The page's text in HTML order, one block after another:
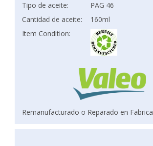
Tipo de aceite:
PAG 46
Cantidad de aceite:
160ml
Item Condition:
Remanufacturado o Reparado en Fabrica